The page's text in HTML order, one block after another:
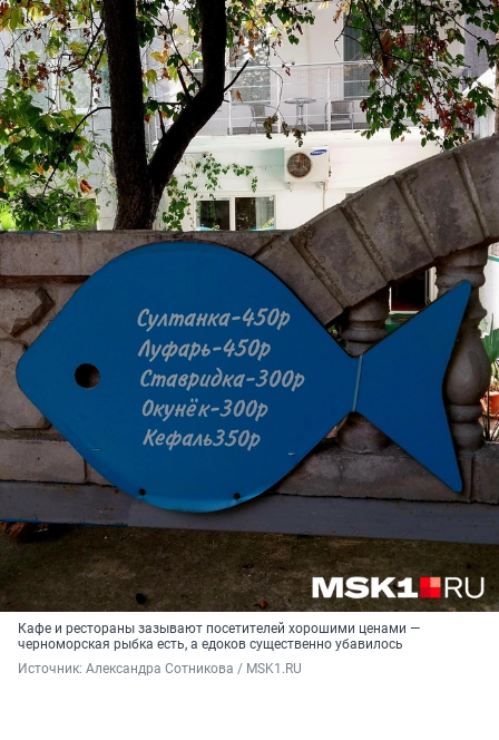
Кафе и рестораны зазывают посетителей хорошими ценами —
черноморская рыбка есть, а едоков существенно убавилось
Источник: Александра Сотникова / MSK1.RU